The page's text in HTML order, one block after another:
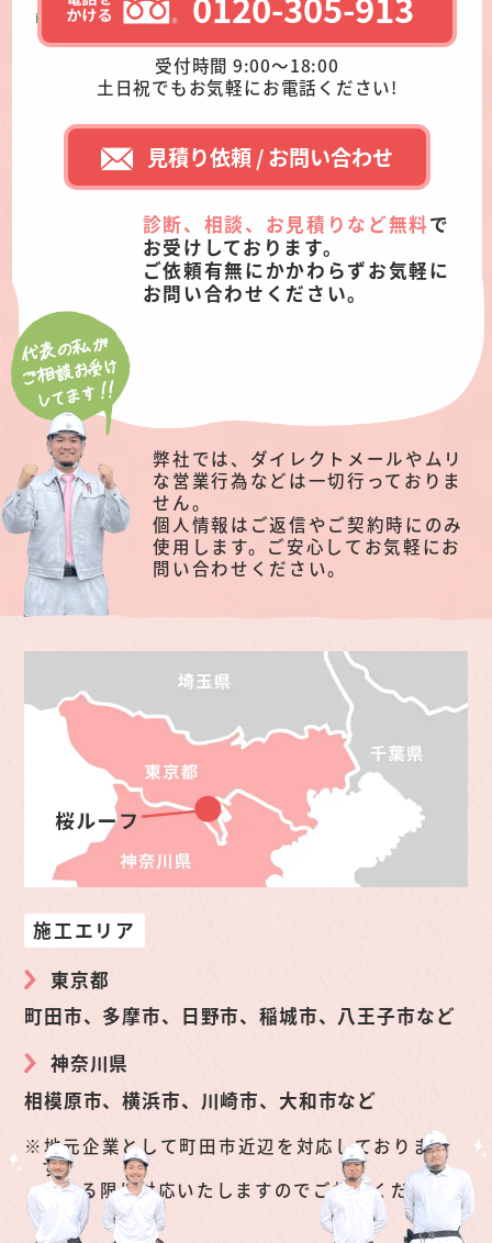
受付時間 9:00～18:00
土日祝でもお気軽にお電話ください!
見積り依頼 / お問い合わせ
診断、相談、お見積りなど無料で
お受けしております。
ご依頼有無にかかわらずお気軽に
お問い合わせください。
弊社では、ダイレクトメールやムリ
な営業行為などは一切行っておりま
せん。
個人情報はご返信やご契約時にのみ
使用します。ご安心してお気軽にお
問い合わせください。
施工エリア
東京都
町田市、多摩市、日野市、稲城市、八王子市など
神奈川県
相模原市、横浜市、川崎市、大和市など
地元企業として町田市近辺を対応しておりま
す。
できる限り対応いたしますのでご相談くださ
い。